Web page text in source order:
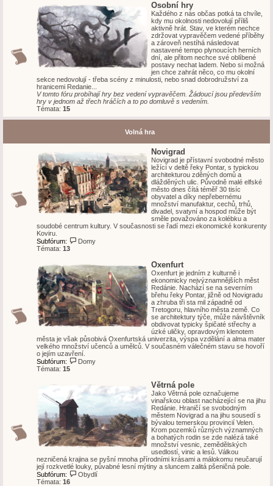
Osobní hry
Každého z nás občas potká ta chvíle,
kdy mu okolnosti nedovolují příliš
aktivně hrát. Stav, ve kterém nechce
zdržovat vypravěčem vedené příběhy
a zároveň nestíhá následovat
nastavené tempo plynoucích herních
dní, ale přitom nechce své oblíbené
postavy nechat ladem. Nebo si možná
jen chce zahrát něco, co mu okolní
sekce nedovolují - třeba scény z minulosti, nebo snad dobrodružství za
hranicemi Redanie...
V tomto fóru probíhají hry bez vedení vypravěčem. Žádoucí jsou především
hry v jednom až třech hráčích a to po domluvě s vedením.
Témata: 15
Volná hra
Novigrad
Novigrad je přístavní svobodné město
ležící v deltě řeky Pontar, s typickou
architekturou zděných domů a
dlážděných ulic. Původně malé elfské
město dnes čítá téměř 30 tisíc
obyvatel a díky nepřebernému
množství manufaktur, cechů, trhů,
divadel, svatyní a hospod může být
směle považováno za kolébku a
soudobé centrum kultury. V současnosti se řadí mezi ekonomické konkurenty
Koviru.
Subfórum:
Domy
Témata: 13
Oxenfurt
Oxenfurt je jedním z kulturně i
ekonomicky nejvýznamnějších měst
Redánie. Nachází se na severním
břehu řeky Pontar, jižně od Novigradu
a zhruba tři sta mil západně od
Tretogoru, hlavního města země. Co
se architektury týče, může návštěvník
obdivovat typicky špičaté střechy a
úzké uličky, opravdovým klenotem
města je však působivá Oxenfurtská univerzita, výspa vzdělání a alma mater
velkého množství učenců a umělců. V současném válečném stavu se hovoří
o jejím uzavření.
Subfórum:
Domy
Témata: 15
Větrná pole
Jako Větrná pole označujeme
vinařskou oblast nacházející se na jihu
Redánie. Hraničí se svobodným
městem Novigrad a na jihu sousedí s
bývalou temerskou provincií Velen.
Krom pozemků různých významných
a bohatých rodin se zde nalézá také
množství vesnic, zemědělských
usedlostí, vinic a lesů. Válkou
nezničená krajina se pyšní mnoha přírodními krásami a málokomu neučarují
její rozkvetlé louky, půvabné lesní mýtiny a sluncem zalitá pšeničná pole.
Subfórum:
Obydlí
Témata: 16